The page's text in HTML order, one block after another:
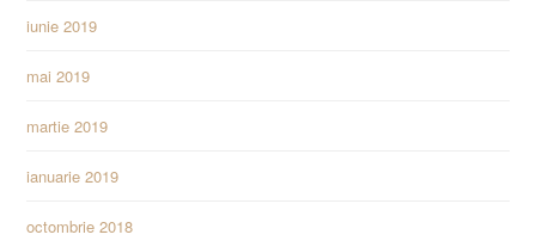
iunie 2019
mai 2019
martie 2019
ianuarie 2019
octombrie 2018